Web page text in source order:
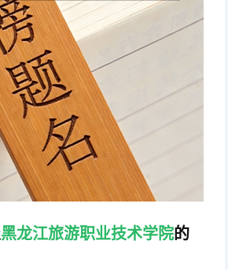
黑龙江旅游职业技术学院的